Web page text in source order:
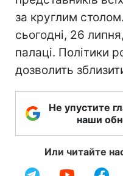
за круглим
сьогодні, 26
палаці. Політики
дозволить
Не упустите
наши
Или читайте